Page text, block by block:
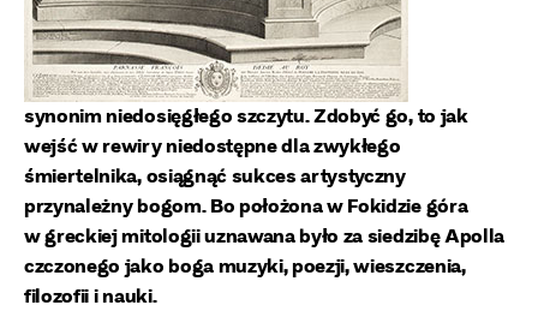
synonim niedosięgłego szczytu. Zdobyć go, to jak
wejść w rewiry niedostępne dla zwykłego
śmiertelnika, osiągnąć sukces artystyczny
przynależny bogom. Bo położona w Fokidzie góra
w greckiej mitologii uznawana było za siedzibę Apolla
czczonego jako boga muzyki, poezji, wieszczenia,
filozofii i nauki.